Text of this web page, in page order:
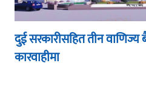
दुई सरकारीसहित तीन वाणिज्य
कारवाहीमा